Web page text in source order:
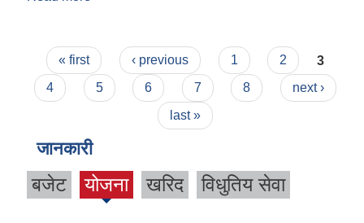
Pages
« first ‹ previous 1 2
3
4
5 6 7 8
next ›
last »
जानकारी
बजेट योजना
(activ
e tab)
खरिद विधुतिय सेवा